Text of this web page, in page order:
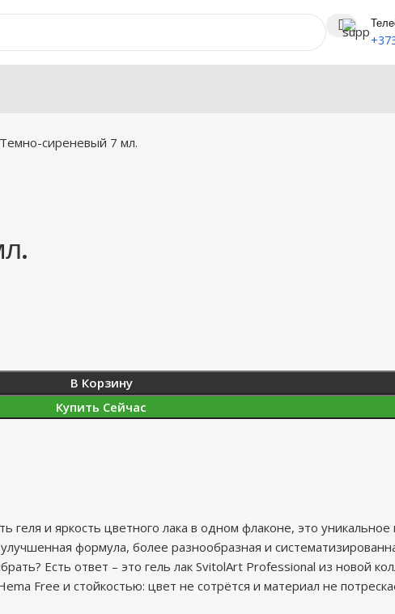
сиреневый 7 мл.
В Корзину
Купить Сейчас
геля и яркость цветного лака в одном флаконе, это
формула, более разнообразная и
Есть ответ – это гель лак SvitolArt Professional из новой
Free и стойкостью: цвет не сотрётся и материал не